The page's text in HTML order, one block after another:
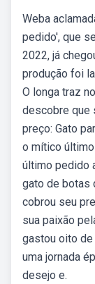
Weba
pedido', que
2022, já
produção foi
O longa traz
descobre que
preço: Gato
o mítico
último pedido
gato de botas
cobrou seu
sua paixão
gastou oito de
uma jornada
desejo e.